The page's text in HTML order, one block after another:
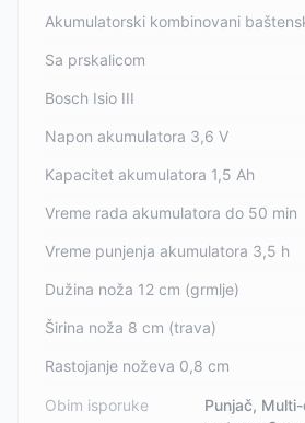
Akumulatorski kombinovani
Sa prskalicom
Bosch Isio III
Napon akumulatora 3,6 V
Kapacitet akumulatora 1,5 Ah
Vreme rada akumulatora do 50 min
Vreme punjenja akumulatora 3,5 h
Dužina noža 12 cm (grmlje)
Širina noža 8 cm (trava)
Rastojanje noževa 0,8 cm
Obim isporuke
Punjač,